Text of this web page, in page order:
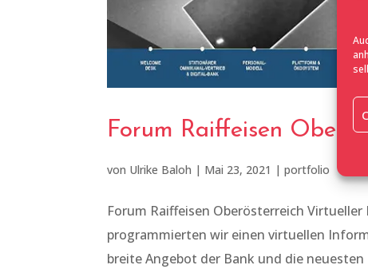
Forum Raiffeisen
von Ulrike Baloh | Mai 23, 2021 |portfolio
Forum Raiffeisen Oberösterreich
programmierten wir einen virtuellen
breite Angebot der Bank und die